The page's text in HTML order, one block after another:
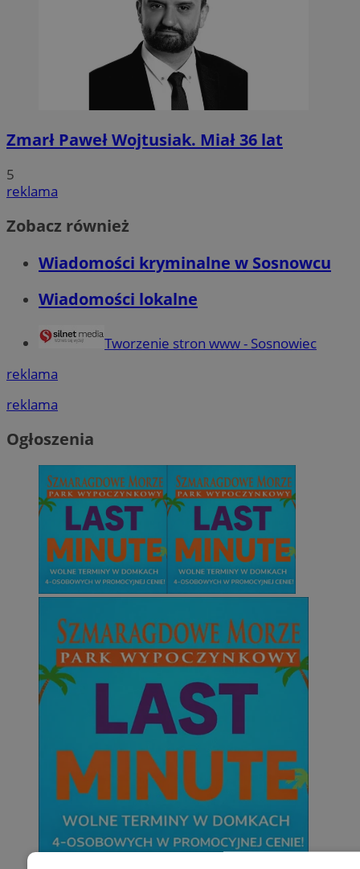
Zmarł Paweł Wojtusiak. Miał 36 lat
5
reklama
Zobacz również
Wiadomości kryminalne w Sosnowcu
Wiadomości lokalne
Tworzenie stron www - Sosnowiec
reklama
reklama
Ogłoszenia